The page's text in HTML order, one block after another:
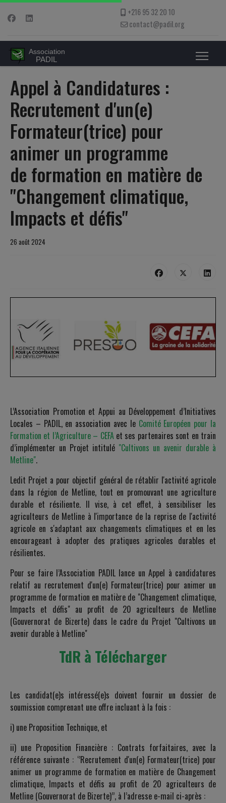
+216 95 32 20 10
contact@padil.org
Appel à Candidatures :
Recrutement d'un(e)
Formateur(trice) pour
animer un programme
de formation en matière de
"Changement climatique,
Impacts et défis"
26 août 2024
L’Association Promotion et Appui au Développement d’Initiatives
Locales – PADIL, en association avec le Comité Européen pour la
Formation et l’Agriculture – CEFAet ses partenaires sont en train
d’implémenter un Projet intitulé "Cultivons un avenir durable à
Metline".
Ledit Projet a pour objectif général de rétablir l'activité agricole
dans la région de Metline, tout en promouvant une agriculture
durable et résiliente. Il vise, à cet effet, à sensibiliser les
agriculteurs de Metline à l'importance de la reprise de l'activité
agricole en s'adaptant aux changements climatiques et en les
encourageant à adopter des pratiques agricoles durables et
résilientes.
Pour se faire l’Association PADIL lance un Appel à candidatures
relatif au recrutement d'un(e) Formateur(trice) pour animer un
programme de formation en matière de "Changement climatique,
Impacts et défis" au profit de 20 agriculteurs de Metline
(Gouvernorat de Bizerte) dans le cadre du Projet "Cultivons un
avenir durable à Metline"
TdR à Télécharger
Les candidat(e)s intéressé(e)s doivent fournir un dossier de
soumission comprenant une offre incluant à la fois :
i) une Proposition Technique, et
ii) une Proposition Financière : Contrats forfaitaires, avec la
référence suivante : ‘’Recrutement d'un(e) Formateur(trice) pour
animer un programme de formation en matière de Changement
climatique, Impacts et défis au profit de 20 agriculteurs de
Metline (Gouvernorat de Bizerte)’’, à l’adresse e-mail ci-après :